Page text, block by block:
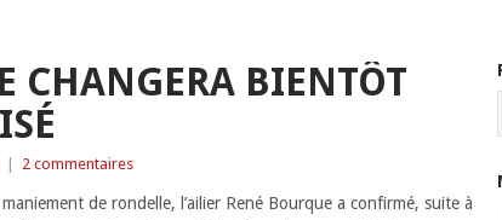
CHANGERA BIENTÔT
2 commentaires
de rondelle, l’ailier René Bourque a confirmé, suite à